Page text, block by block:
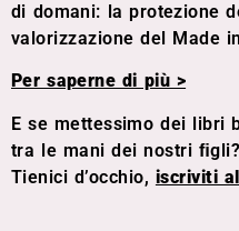
di domani: la protezione
valorizzazione del Made
Per saperne di più >
E se mettessimo dei libri
tra le mani dei nostri ﬁgli?
Tienici d’occhio, iscriviti